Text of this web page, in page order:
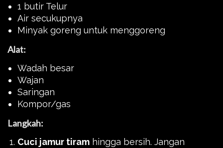
1 butir Telur
Air secukupnya
Minyak goreng untuk menggoreng
Alat:
Wadah besar
Wajan
Saringan
Kompor/gas
Langkah:
Cuci jamur tiram hingga bersih. Jangan